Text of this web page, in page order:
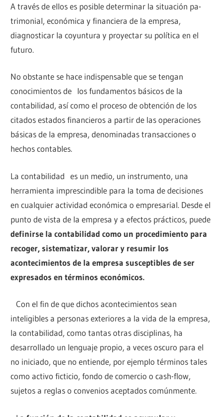
A través de ellos es posible determinar la situa­ción pa­
trimo­nial, económica y financiera de la empresa,
diagnosticar la coyuntura y proyectar su política en el
futuro.
No obstante se hace indispensable que se tengan
conocimientos de los fundamentos básicos de la
contabilidad, así como el proceso de obtención de los
citados estados financieros a partir de las operaciones
básicas de la empresa, denominadas transacciones o
hechos contables.
La contabilidad es un medio, un instrumento, una
herramienta imprescindible para la toma de decisiones
en cualquier actividad económica o empresarial. Desde el
punto de vista de la empresa y a efectos prácticos, puede
definirse la contabilidad como un procedimiento para
recoger, sistematizar, valorar y resumir los
acontecimientos de la empresa susceptibles de ser
expresados en términos económicos.
Con el fin de que dichos acontecimientos sean
inteligibles a personas exteriores a la vida de la empresa,
la contabilidad, como tantas otras disciplinas, ha
desarrollado un lenguaje propio, a veces oscuro para el
no iniciado, que no entiende, por ejemplo términos tales
como activo ficticio, fondo de comercio o cash-flow,
sujetos a reglas o convenios aceptados comúnmente.